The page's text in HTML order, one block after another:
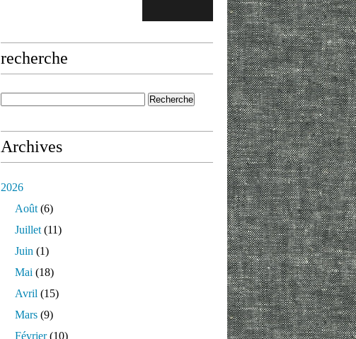
recherche
Archives
2026
Août (6)
Juillet (11)
Juin (1)
Mai (18)
Avril (15)
Mars (9)
Février(10)